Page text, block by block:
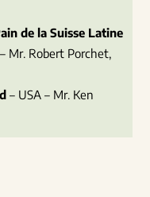
de la Suisse Latine
Mr. Robert Porchet,
– USA – Mr. Ken